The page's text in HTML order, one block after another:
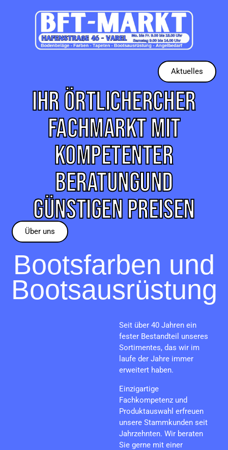
Aktuelles
IHR ÖRTLICHERCHER
FACHMARKT MIT
KOMPETENTER
BERATUNGUND
GÜNSTIGEN PREISEN
Über uns
Bootsfarben und
Bootsausrüstung
Seit über 40 Jahren ein
fester Bestandteil unseres
Sortimentes, das wir im
laufe der Jahre immer
erweitert haben.
Einzigartige
Fachkompetenz und
Produktauswahl erfreuen
unsere Stammkunden seit
Jahrzehnten. Wir beraten
Sie gerne mit einer